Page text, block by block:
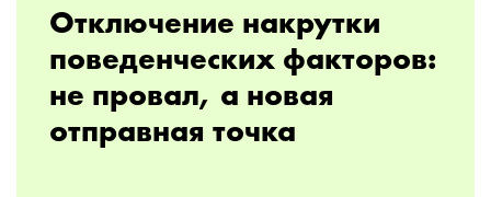
Отключение накрутки
поведенческих факторов:
не провал, а новая
отправная точка